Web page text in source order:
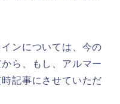
ンについては、今の
ら、もし、アルマー
記事にさせていただ